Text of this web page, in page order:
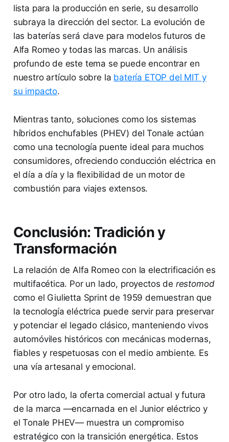
lista para la producción en serie, su desarrollo
subraya la dirección del sector. La evolución de
las baterías será clave para modelos futuros de
Alfa Romeo y todas las marcas. Un análisis
profundo de este tema se puede encontrar en
nuestro artículo sobre la batería ETOP del MIT y
su impacto.
Mientras tanto, soluciones como los sistemas
híbridos enchufables (PHEV) del Tonale actúan
como una tecnología puente ideal para muchos
consumidores, ofreciendo conducción eléctrica en
el día a día y la flexibilidad de un motor de
combustión para viajes extensos.
Conclusión: Tradición y
Transformación
La relación de Alfa Romeo con la electrificación es
multifacética. Por un lado, proyectos de restomod
como el Giulietta Sprint de 1959 demuestran que
la tecnología eléctrica puede servir para preservar
y potenciar el legado clásico, manteniendo vivos
automóviles históricos con mecánicas modernas,
fiables y respetuosas con el medio ambiente. Es
una vía artesanal y emocional.
Por otro lado, la oferta comercial actual y futura
de la marca —encarnada en el Junior eléctrico y
el Tonale PHEV— muestra un compromiso
estratégico con la transición energética. Estos